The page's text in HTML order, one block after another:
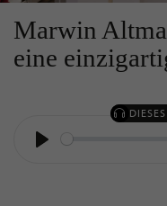
Marwin
eine